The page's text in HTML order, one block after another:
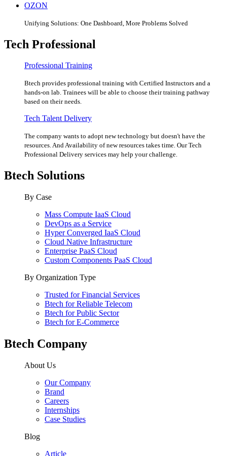
OZON
Unifying Solutions: One Dashboard, More Problems Solved
Tech Professional
Professional Training
Btech provides professional training with Certified Instructors and a
hands-on lab. Trainees will be able to choose their training pathway
based on their needs.
Tech Talent Delivery
The company wants to adopt new technology but doesn't have the
resources. And Availability of new resources takes time. Our Tech
Professional Delivery services may help your challenge.
Btech Solutions
By Case
Mass Compute IaaS Cloud
DevOps as a Service
Hyper Converged IaaS Cloud
Cloud Native Infrastructure
Enterprise PaaS Cloud
Custom Components PaaS Cloud
By Organization Type
Trusted for Financial Services
Btech for Reliable Telecom
Btech for Public Sector
Btech for E-Commerce
Btech Company
About Us
Our Company
Brand
Careers
Internships
Case Studies
Blog
Article